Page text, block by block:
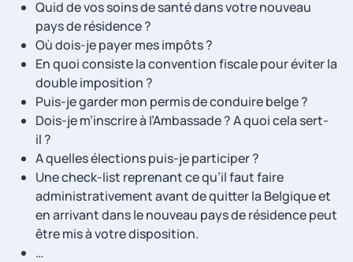
Quid de vos soins de santé dans votre nouveau
pays de résidence ?
Où dois-je payer mes impôts ?
En quoi consiste la convention fiscale pour éviter la
double imposition ?
Puis-je garder mon permis de conduire belge ?
Dois-je m’inscrire à l’Ambassade ? A quoi cela sert-
il ?
A quelles élections puis-je participer ?
Une check-list reprenant ce qu’il faut faire
administrativement avant de quitter la Belgique et
en arrivant dans le nouveau pays de résidence peut
être mis à votre disposition.
…